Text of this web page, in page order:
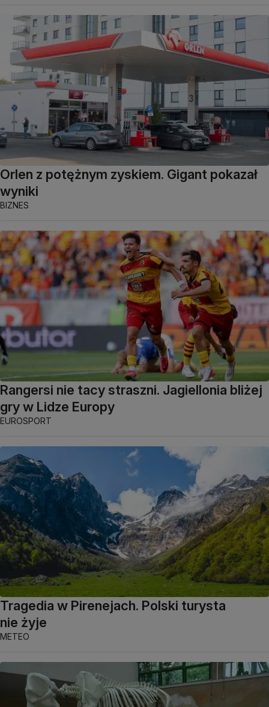
Orlen z potężnym zyskiem. Gigant pokazał
wyniki
BIZNES
Rangersi nie tacy straszni. Jagiellonia bliżej
gry w Lidze Europy
EUROSPORT
Tragedia w Pirenejach. Polski turysta
nie żyje
METEO